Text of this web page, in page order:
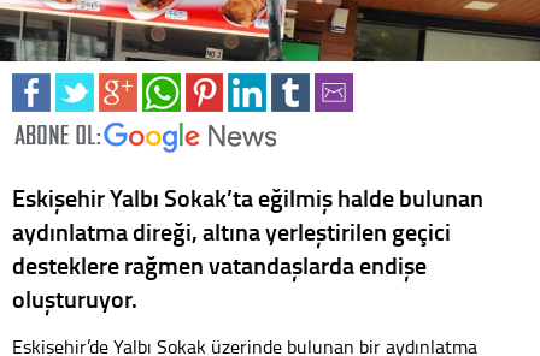
Eskişehir Yalbı Sokak’ta eğilmiş halde bulunan
aydınlatma direği, altına yerleştirilen geçici
desteklere rağmen vatandaşlarda endişe
oluşturuyor.
Eskişehir’de Yalbı Sokak üzerinde bulunan bir aydınlatma